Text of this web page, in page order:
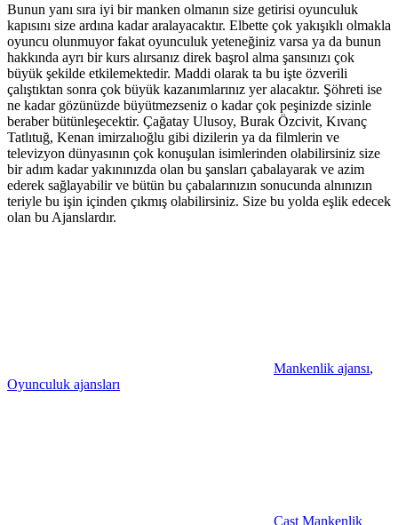
Bunun yanı sıra iyi bir manken olmanın size getirisi oyunculuk
kapısını size ardına kadar aralayacaktır. Elbette çok yakışıklı olmakla
oyuncu olunmuyor fakat oyunculuk yeteneğiniz varsa ya da bunun
hakkında ayrı bir kurs alırsanız direk başrol alma şansınızı çok
büyük şekilde etkilemektedir. Maddi olarak ta bu işte özverili
çalıştıktan sonra çok büyük kazanımlarınız yer alacaktır. Şöhreti ise
ne kadar gözünüzde büyütmezseniz o kadar çok peşinizde sizinle
beraber bütünleşecektir. Çağatay Ulusoy, Burak Özcivit, Kıvanç
Tatlıtuğ, Kenan imirzalıoğlu gibi dizilerin ya da filmlerin ve
televizyon dünyasının çok konuşulan isimlerinden olabilirsiniz size
bir adım kadar yakınınızda olan bu şansları çabalayarak ve azim
ederek sağlayabilir ve bütün bu çabalarınızın sonucunda alnınızın
teriyle bu işin içinden çıkmış olabilirsiniz. Size bu yolda eşlik edecek
olan bu Ajanslardır.
Mankenlik ajansı,
Oyunculuk ajansları
Cast Mankenlik